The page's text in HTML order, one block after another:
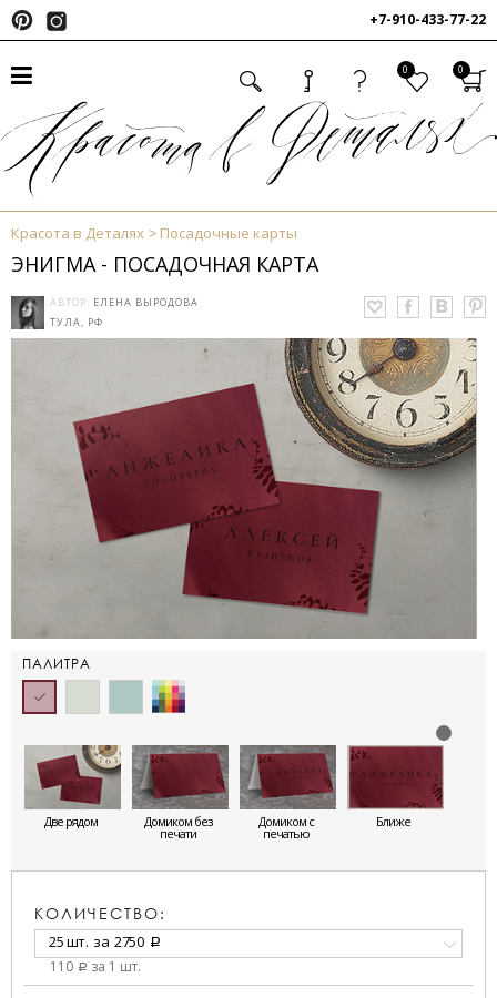
+7-910-433-77-22
0 0
Красота в Деталях Посадочные карты
ЭНИГМА - ПОСАДОЧНАЯ КАРТА
АВТОР: ЕЛЕНА ВЫРОДОВА
ТУЛА, РФ
ПАЛИТРА
Две рядом Домиком без
печати
Домиком с
печатью
Ближе
КОЛИЧЕСТВО:
25 шт. за 2750 a
110 a за 1 шт.